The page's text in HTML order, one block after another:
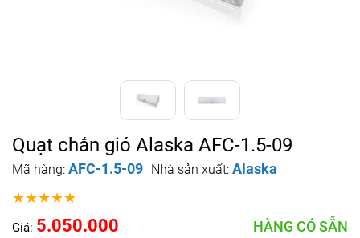
Quạt chắn gió Alaska AFC-1.5-09
Mã hàng: AFC-1.5-09 Nhà sản xuất: Alaska
★★★★★
Giá: 5.050.000 HÀNG CÓ SẴN